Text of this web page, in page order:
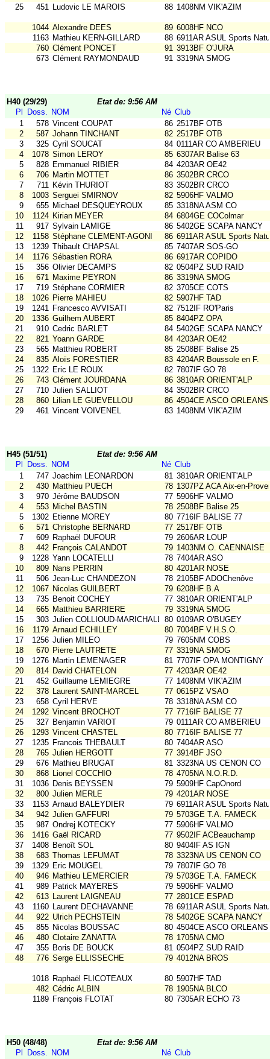
25
451 Ludovic LE MAROIS 88 1408NM VIK'AZIM
1044 Alexandre DEES 89 6008HF NCO
1163 Mathieu KERN-GILLARD 88 6911AR ASUL Sports
760 Clément PONCET 91 3913BF O'JURA
673 Clément RAYMONDAUD 91 3319NA SMOG
H40 (29/29)
Etat de: 9:56 AM
Pl
Doss. NOM Né Club
1
578 Vincent COUPAT 86 2517BF OTB
2
587 Johann TINCHANT 82 2517BF OTB
3
325 Cyril SOUCAT 84 0111AR CO AMBERIEU
4
1078 Simon LEROY 85 6307AR Balise 63
5
828 Emmanuel RIBIER 84 4203AR OE42
6
706 Martin MOTTET 86 3502BR CRCO
7
711 Kévin THURIOT 83 3502BR CRCO
8
1003 Serguei SMIRNOV 82 5906HF VALMO
9
655 Michael DESQUEYROUX 85 3318NA ASM CO
10
1124 Kirian MEYER 84 6804GE COColmar
11
917 Sylvain LAMIGE 86 5402GE SCAPA NANCY
12
1158 Stéphane CLEMENT-AGONI 86 6911AR ASUL Sports
13
1239 Thibault CHAPSAL 85 7407AR SOS-GO
14
1176 Sébastien RORA 86 6917AR COPIDO
15
356 Olivier DECAMPS 82 0504PZ SUD RAID
16
671 Maxime PEYRON 86 3319NA SMOG
17
719 Stéphane CORMIER 82 3705CE COTS
18
1026 Pierre MAHIEU 82 5907HF TAD
19
1241 Francesco AVVISATI 82 7512IF RO'Paris
20
1336 Guilhem AUBERT 85 8404PZ OPA
21
910 Cedric BARLET 84 5402GE SCAPA NANCY
22
821 Yoann GARDE 84 4203AR OE42
23
565 Matthieu ROBERT 85 2508BF Balise 25
24
835 Aloïs FORESTIER 83 4204AR Boussole en F.
25
1322 Eric LE ROUX 82 7807IF GO 78
26
743 Clément JOURDANA 86 3810AR ORIENT'ALP
27
710 Julien SALLIOT 84 3502BR CRCO
28
860 Lilian LE GUEVELLOU 86 4504CE ASCO ORLEANS
29
461 Vincent VOIVENEL 83 1408NM VIK'AZIM
H45 (51/51)
Etat de: 9:56 AM
Pl
Doss. NOM Né Club
1
747 Joachim LEONARDON 81 3810AR ORIENT'ALP
2
430 Matthieu PUECH 78 1307PZ ACA Aix-en-
3
970 Jérôme BAUDSON 77 5906HF VALMO
4
553 Michel BASTIN 78 2508BF Balise 25
5
1302 Etienne MOREY 80 7716IF BALISE 77
6
571 Christophe BERNARD 77 2517BF OTB
7
609 Raphaël DUFOUR 79 2606AR LOUP
8
442 François CALANDOT 79 1403NM O. CAENNAISE
9
1228 Yann LOCATELLI 78 7404AR ASO
10
809 Nans PERRIN 80 4201AR NOSE
11
506 Jean-Luc CHANDEZON 78 2105BF ADOChenôve
12
1067 Nicolas GUILBERT 79 6208HF B.A
13
735 Benoit COCHEY 77 3810AR ORIENT'ALP
14
665 Matthieu BARRIERE 79 3319NA SMOG
15
303 Julien COLLIOUD-MARICHALLOT
80 0109AR O'BUGEY
16
1179 Arnaud ECHILLEY 80 7004BF V.H.S.O.
17
1256 Julien MILEO 79 7605NM COBS
18
670 Pierre LAUTRETE 77 3319NA SMOG
19
1276 Martin LEMENAGER 81 7707IF OPA MONTIGNY
20
814 David CHATELON 77 4203AR OE42
21
452 Guillaume LEMIEGRE 77 1408NM VIK'AZIM
22
378 Laurent SAINT-MARCEL 77 0615PZ VSAO
23
658 Cyril HERVE 78 3318NA ASM CO
24
1292 Vincent BROCHOT 77 7716IF BALISE 77
25
327 Benjamin VARIOT 79 0111AR CO AMBERIEU
26
1293 Vincent CHASTEL 80 7716IF BALISE 77
27
1235 Francois THEBAULT 80 7404AR ASO
28
765 Julien HERGOTT 77 3914BF JSO
29
676 Mathieu BRUGAT 81 3323NA US CENON CO
30
868 Lionel COCCHIO 78 4705NA N.O.R.D.
31
1036 Denis BEYSSEN 79 5909HF CapOnord
32
800 Julien MERLE 79 4201AR NOSE
33
1153 Arnaud BALEYDIER 79 6911AR ASUL Sports
34
942 Julien GAFFURI 79 5703GE T.A. FAMECK
35
987 Ondrej KOTECKY 77 5906HF VALMO
36
1416 Gaël RICARD 77 9502IF ACBeauchamp
37
1408 Benoît SOL 80 9404IF AS IGN
38
683 Thomas LEFUMAT 78 3323NA US CENON CO
39
1329 Eric MOUGEL 79 7807IF GO 78
40
946 Mathieu LEMERCIER 79 5703GE T.A. FAMECK
41
989 Patrick MAYERES 79 5906HF VALMO
42
613 Laurent LAIGNEAU 77 2801CE ESPAD
43
1160 Laurent DECHAVANNE 78 6911AR ASUL Sports
44
922 Ulrich PECHSTEIN 78 5402GE SCAPA NANCY
45
855 Nicolas BOUSSAC 80 4504CE ASCO ORLEANS
46
480 Clotaire ZANATTA 78 1705NA CMO
47
355 Boris DE BOUCK 81 0504PZ SUD RAID
48
776 Serge ELLISSECHE 79 4012NA BROS
1018 Raphaël FLICOTEAUX 80 5907HF TAD
482 Cédric ALBIN 78 1905NA BLCO
1189 François FLOTAT 80 7305AR ECHO 73
H50 (48/48)
Etat de: 9:56 AM
Pl
Doss. NOM Né Club